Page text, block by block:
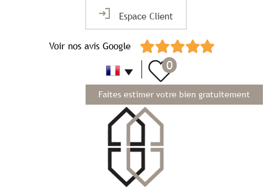
Espace Client
Voir nos avis Google
Faites estimer votre bien gratuitement
0